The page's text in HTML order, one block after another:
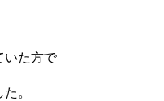
いた方で
。